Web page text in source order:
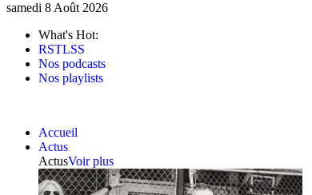
samedi 8 Août 2026
What's Hot:
RSTLSS
Nos podcasts
Nos playlists
Accueil
Actus
ActusVoir plus